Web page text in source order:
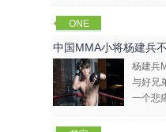
ONE
Champions
hip
中国MMA小将杨建兵
杨建兵
与好兄
一个悲